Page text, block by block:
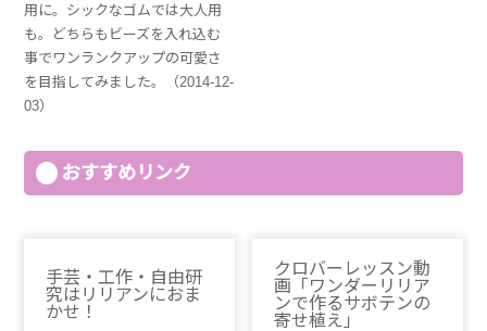
用に。シックなゴムでは大人用
も。どちらもビーズを入れ込む
事でワンランクアップの可愛さ
を目指してみました。（2014-12-
03）
おすすめリンク
手芸・工作・自由研
究はリリアンにおま
かせ！
クロバーレッスン動
画「ワンダーリリア
ンで作るサボテンの
寄せ植え」